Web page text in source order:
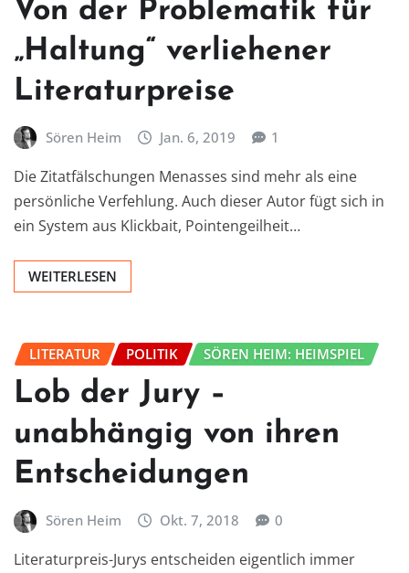
Von der Problematik für
„Haltung“ verliehener
Literaturpreise
Sören Heim Jan. 6, 2019 1
Die Zitatfälschungen Menasses sind mehr als eine
persönliche Verfehlung. Auch dieser Autor fügt sich in
ein System aus Klickbait, Pointengeilheit…
WEITERLESEN
LITERATUR POLITIK SÖREN HEIM: HEIMSPIEL
Lob der Jury –
unabhängig von ihren
Entscheidungen
Sören Heim Okt. 7, 2018 0
Literaturpreis-Jurys entscheiden eigentlich immer